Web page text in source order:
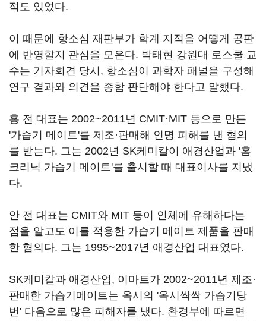
적도 있었다.
이 때문에 항소심 재판부가 학계 지적을 어떻게 공판
에 반영할지 관심을 모은다. 박태현 강원대 로스쿨 교
수는 기자회견 당시, 항소심이 과학자 패널을 구성해
연구 결과와 의견을 종합 판단해야 한다고 말했다.
홍 전 대표는 2002~2011년 CMIT·MIT 등으로 만든
'가습기 메이트'를 제조·판매해 인명 피해를 낸 혐의
를 받는다. 그는 2002년 SK케미칼이 애경산업과 '홈
크리닉 가습기 메이트'를 출시할 때 대표이사를 지냈
다.
안 전 대표는 CMIT와 MIT 등이 인체에 유해하다는
점을 알고도 이를 적용한 가습기 메이트 제품을 판매
한 혐의다. 그는 1995~2017년 애경산업 대표였다.
SK케미칼과 애경산업, 이마트가 2002~2011년 제조·
판매한 가습기메이트는 옥시의 '옥시싹싹 가습기당
번' 다음으로 많은 피해자를 냈다. 환경부에 따르면